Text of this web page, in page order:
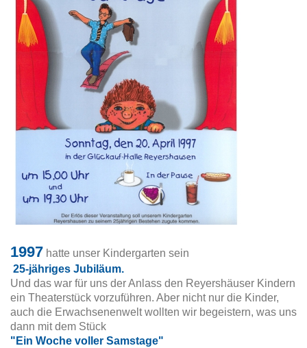
1997 hatte unser Kindergarten sein
25-jähriges Jubiläum.
Und das war für uns der Anlass den Reyershäuser Kindern
ein Theaterstück vorzuführen. Aber nicht nur die Kinder,
auch die Erwachsenenwelt wollten wir begeistern, was uns
dann mit dem Stück
"Ein Woche voller Samstage"